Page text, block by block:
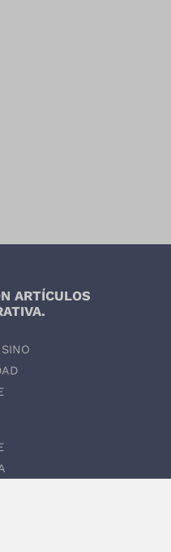
ARTÍCULOS